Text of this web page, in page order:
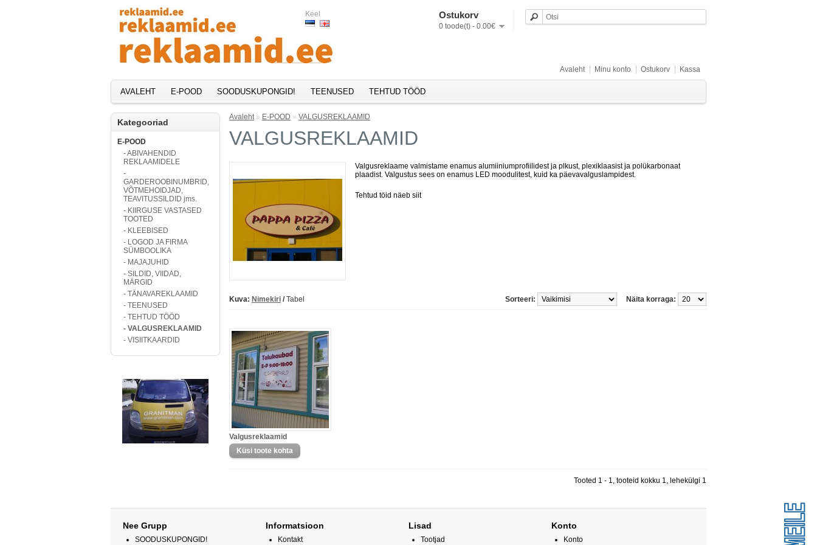
Keel Ostukorv
0 toode(t) - 0.00€
Avaleht Minu konto Ostukorv Kassa
AVALEHT E-POOD SOODUSKUPONGID! TEENUSED TEHTUD TÖÖD
Kategooriad
E-POOD
- ABIVAHENDID
REKLAAMIDELE
-
GARDEROOBINUMBRID,
VÕTMEHOIDJAD,
TEAVITUSSILDID jms.
- KIIRGUSE VASTASED
TOOTED
- KLEEBISED
- LOGOD JA FIRMA
SÜMBOOLIKA
- MAJAJUHID
- SILDID, VIIDAD,
MÄRGID
- TÄNAVAREKLAAMID
- TEENUSED
- TEHTUD TÖÖD
- VALGUSREKLAAMID
- VISIITKAARDID
Avaleht» E-POOD » VALGUSREKLAAMID
VALGUSREKLAAMID
Valgusreklaame valmistame enamus alumiiniumprofiilidest ja plkust, plexiklaasist ja polükarbonaat
plaadist. Valgustus sees on enamus LED moodulitest, kuid ka päevavalguslampidest.
Tehtud töid näeb siit
Kuva: Nimekiri /Tabel Näita korraga:
Sorteeri:
Valgusreklaamid
Tooted 1 - 1, tooteid kokku 1, lehekülgi 1
Nee Grupp
SOODUSKUPONGID!
Informatsioon
Kontakt
Lisad
Tootjad
Konto
Konto